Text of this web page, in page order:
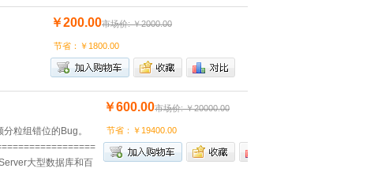
￥200.00市场价: ￥2000.00
节省：￥1800.00
粒组错位的Bug。
大型数据库和百
￥600.00市场价: ￥20000.00
节省：￥19400.00